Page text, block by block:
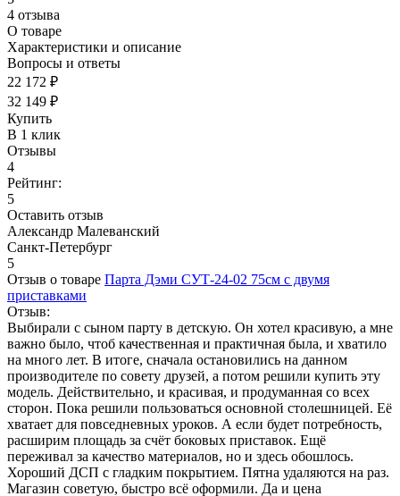
4 отзыва
О товаре
Характеристики и описание
Вопросы и ответы
22 172 ₽
32 149 ₽
Купить
В 1 клик
Отзывы
4
Рейтинг:
5
Оставить отзыв
Александр Малеванский
Санкт-Петербург
5
Отзыв о товаре Парта Дэми СУТ-24-02 75см с двумя
приставками
Отзыв:
Выбирали с сыном парту в детскую. Он хотел красивую, а мне
важно было, чтоб качественная и практичная была, и хватило
на много лет. В итоге, сначала остановились на данном
производителе по совету друзей, а потом решили купить эту
модель. Действительно, и красивая, и продуманная со всех
сторон. Пока решили пользоваться основной столешницей. Её
хватает для повседневных уроков. А если будет потребность,
расширим площадь за счёт боковых приставок. Ещё
переживал за качество материалов, но и здесь обошлось.
Хороший ДСП с гладким покрытием. Пятна удаляются на раз.
Магазин советую, быстро всё оформили. Да и цена